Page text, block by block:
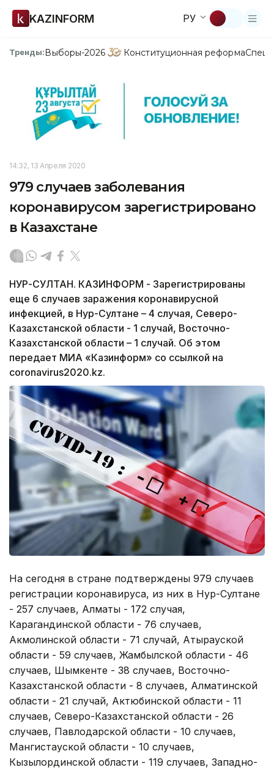
KAZINFORM РУ
Тренды:Выборы-2026 Конституционная реформа
14:32, 13 Апреля 2020
979 случаев заболевания
коронавирусом зарегистрировано
в Казахстане
НУР-СУЛТАН. КАЗИНФОРМ - Зарегистрированы
еще 6 случаев заражения коронавирусной
инфекцией, в Нур-Султане – 4 случая, Северо-
Казахстанской области - 1 случай, Восточно-
Казахстанской области – 1 случай. Об этом
передает МИА «Казинформ» со ссылкой на
coronavirus2020.kz.
На сегодня в стране подтверждены 979 случаев
регистрации коронавируса, из них в Нур-Султане
- 257 случаев, Алматы - 172 случая,
Карагандинской области - 76 случаев,
Акмолинской области - 71 случай, Атырауской
области - 59 случаев, Жамбылской области - 46
случаев, Шымкенте - 38 случаев, Восточно-
Казахстанской области - 8 случаев, Алматинской
области - 21 случай, Актюбинской области - 11
случаев, Северо-Казахстанской области - 26
случаев, Павлодарской области - 10 случаев,
Мангистауской области - 10 случаев,
Кызылординской области - 119 случаев, Западно-